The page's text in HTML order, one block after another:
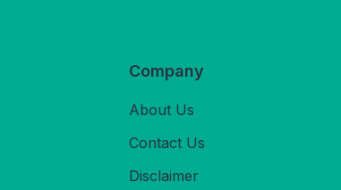
Company
About Us
Contact Us
Disclaimer